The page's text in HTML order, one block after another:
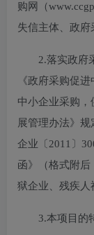
购网（
失信主体、政府
2.落实政府
《政府采购促
中小企业采购
展管理办法》
企业〔2011〕
函》（格式附
狱企业、残疾人
3.本项目的